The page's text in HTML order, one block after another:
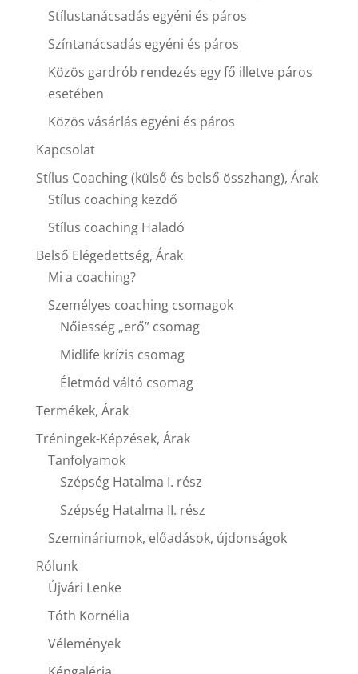
Stílustanácsadás egyéni és páros
Színtanácsadás egyéni és páros
Közös gardrób rendezés egy fő illetve páros
esetében
Közös vásárlás egyéni és páros
Kapcsolat
Stílus Coaching (külső és belső összhang), Árak
Stílus coaching kezdő
Stílus coaching Haladó
Belső Elégedettség, Árak
Mi a coaching?
Személyes coaching csomagok
Nőiesség „erő” csomag
Midlife krízis csomag
Életmód váltó csomag
Termékek, Árak
Tréningek-Képzések, Árak
Tanfolyamok
Szépség Hatalma I. rész
Szépség Hatalma II. rész
Szemináriumok, előadások, újdonságok
Rólunk
Újvári Lenke
Tóth Kornélia
Vélemények